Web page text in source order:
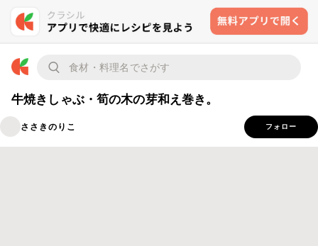
牛焼きしゃぶ・筍の木の芽和え巻き。
ささきのりこ フォロー